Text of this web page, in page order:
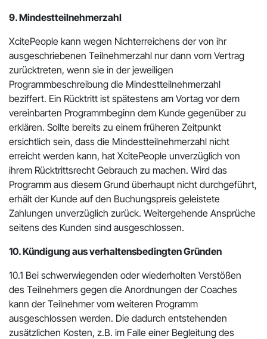
9. Mindestteilnehmerzahl
XcitePeople kann wegen Nichterreichens der von ihr
ausgeschriebenen Teilnehmerzahl nur dann vom Vertrag
zurücktreten, wenn sie in der jeweiligen
Programmbeschreibung die Mindestteilnehmerzahl
beziffert. Ein Rücktritt ist spätestens am Vortag vor dem
vereinbarten Programmbeginn dem Kunde gegenüber zu
erklären. Sollte bereits zu einem früheren Zeitpunkt
ersichtlich sein, dass die Mindestteilnehmerzahl nicht
erreicht werden kann, hat XcitePeople unverzüglich von
ihrem Rücktrittsrecht Gebrauch zu machen. Wird das
Programm aus diesem Grund überhaupt nicht durchgeführt,
erhält der Kunde auf den Buchungspreis geleistete
Zahlungen unverzüglich zurück. Weitergehende Ansprüche
seitens des Kunden sind ausgeschlossen.
10. Kündigung aus verhaltensbedingten Gründen
10.1 Bei schwerwiegenden oder wiederholten Verstößen
des Teilnehmers gegen die Anordnungen der Coaches
kann der Teilnehmer vom weiteren Programm
ausgeschlossen werden. Die dadurch entstehenden
zusätzlichen Kosten, z.B. im Falle einer Begleitung des